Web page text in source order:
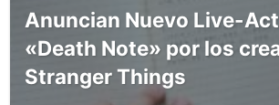
Anuncian Nuevo Live-
«Death Note» por los
Stranger Things